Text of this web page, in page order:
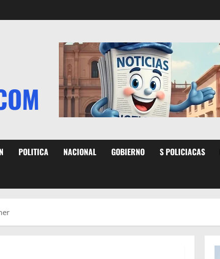
POLITICA NACIONAL GOBIERNO S POLICIACAS